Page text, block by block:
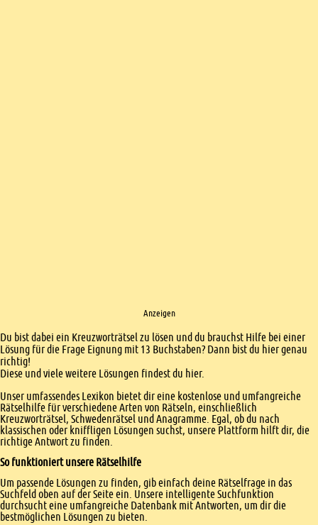
Anzeigen
Einleitung
Du bist dabei ein Kreuzworträtsel zu lösen und du brauchst Hilfe bei einer
Lösung für die Frage Eignung mit 13 Buchstaben? Dann bist du hier genau
richtig!
Diese und viele weitere Lösungen findest du hier.
Unser umfassendes Lexikon bietet dir eine kostenlose und umfangreiche
Rätselhilfe für verschiedene Arten von Rätseln, einschließlich
Kreuzworträtsel, Schwedenrätsel und Anagramme. Egal, ob du nach
klassischen oder kniffligen Lösungen suchst, unsere Plattform hilft dir, die
richtige Antwort zu finden.
So funktioniert unsere Rätselhilfe
Um passende Lösungen zu finden, gib einfach deine Rätselfrage in das
Suchfeld oben auf der Seite ein. Unsere intelligente Suchfunktion
durchsucht eine umfangreiche Datenbank mit Antworten, um dir die
bestmöglichen Lösungen zu bieten.